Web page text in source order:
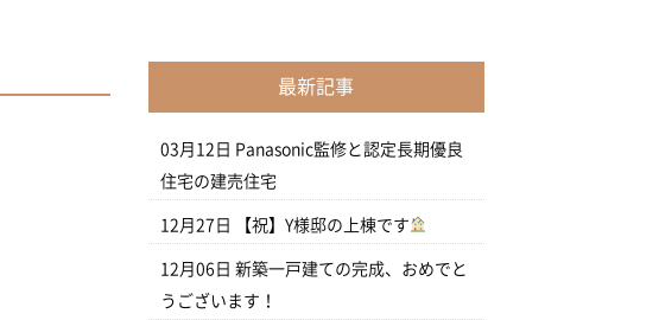
最新記事
03月12日 Panasonic監修と認定長期優良
住宅の建売住宅
12月27日 【祝】Y様邸の上棟です
12月06日 新築一戸建ての完成、おめでと
うございます！